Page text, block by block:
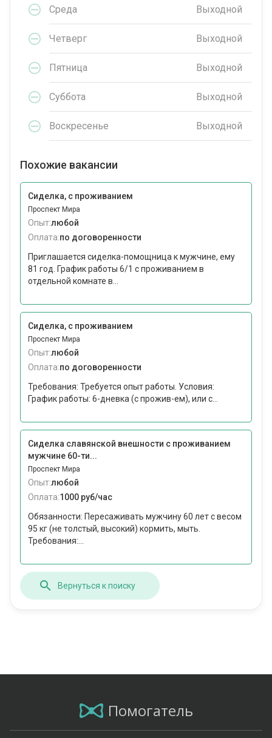
Среда Выходной
Четверг Выходной
Пятница Выходной
Суббота Выходной
Воскресенье Выходной
Похожие вакансии
Сиделка, с проживанием
Проспект Мира
Опыт:любой
Оплата:по договоренности
Приглашается сиделка-помощница к мужчине, ему
81 год. График работы 6/1 с проживанием в
отдельной комнате в...
Сиделка, с проживанием
Проспект Мира
Опыт:любой
Оплата:по договоренности
Требования: Требуется опыт работы. Условия:
График работы: 6-дневка (с прожив-ем), или с...
Сиделка славянской внешности с проживанием
мужчине 60-ти...
Проспект Мира
Опыт:любой
Оплата:1000 руб/час
Обязанности: Пересаживать мужчину 60 лет с весом
95 кг (не толстый, высокий) кормить, мыть.
Требования:...
Вернуться к поиску
Помогатель